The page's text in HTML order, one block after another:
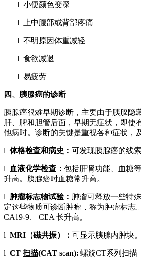
l 小便颜色变深
l 上中腹部或背部疼痛
l 不明原因体重减轻
l 食欲减退
l 易疲劳
四、胰腺癌的诊断
胰腺癌很难早期诊断，主要由于胰腺隐
肝、脾和胆管后面，早期无症状，即使
他病时。诊断的关键是重视各种症状，
l 体格检查和病史： 可发现胰腺癌的线索
l 血液化学检查： 包括肝肾功能、血糖
升高。胰腺癌时血糖常升高。
l 肿瘤标志物试验： 肿瘤可释放一些特
定这些物质可诊断肿瘤，称为肿瘤标志
CA19-9、 CEA 长升高。
l MRI （磁共振）： 可显示胰腺内肿块。
l CT扫描(CAT scan): 螺旋CT系列扫描